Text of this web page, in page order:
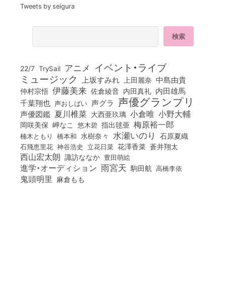
Tweets by seigura
22/7 TrySail アニメ イベント・ライブ
ミュージック 上坂すみれ 上田麗奈 中島由貴
仲村宗悟 伊藤美来 佐倉綾音 内田真礼 内田雄馬
千葉翔也 声おしばい 声グラ 声優グランプリ
声優図鑑 夏川椎菜 大西亜玖璃 小倉唯 小野大輔
岡咲美保 岬なこ 悠木碧 指出毬亜 梅原裕一郎
楠木ともり 橋本和 水樹奈々 水瀬いのり 石原夏織
石飛恵里花 神谷浩史 立花日菜 花澤香菜 蒼井翔太
西山宏太朗 諏訪ななか 豊田萌絵
進学・オーディション 雨宮天 駒田航 高橋李依
鬼頭明里 麻倉もも